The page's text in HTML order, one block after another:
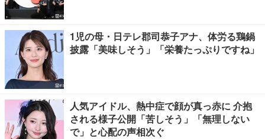
1児の母・日テレ郡司恭子アナ、体労る鶏鍋
披露「美味しそう」「栄養たっぷりですね」
人気アイドル、熱中症で顔が真っ赤に 介抱
される様子公開「苦しそう」「無理しない
で」と心配の声相次ぐ